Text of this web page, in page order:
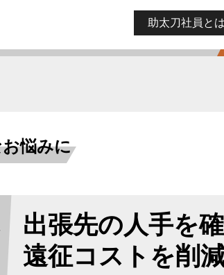
助太刀社員と
悩みに
出張先の人手を
遠征コストを削